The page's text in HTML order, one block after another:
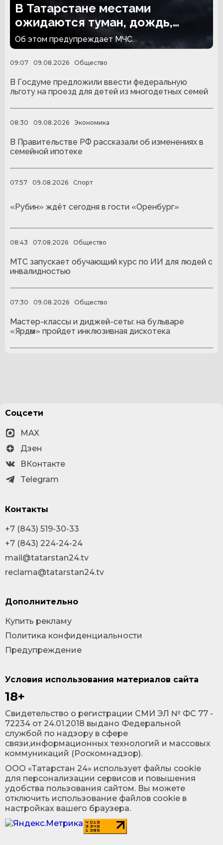
В Татарстане местами
ожидаются туман, дождь,
гроза и сильный ветер
Об этом предупреждает МЧС.
09:07 09.08.2026 Общество
В Госдуме предложили ввести федеральную
льготу на проезд для детей из многодетных семей
08:30 09.08.2026 Экономика
В Правительстве РФ рассказали об изменениях в
семейной ипотеке
07:57 09.08.2026 Спорт
«Рубин» ждёт сегодня в гости «Оренбург»
08:43 07.08.2026 Общество
МТС запускает обучающий курс по ИИ для людей с
инвалидностью
07:30 09.08.2026 Общество
Мастер-классы и диджей-сеты: на бульваре
«Ярдәм» пройдет инклюзивная дискотека
Условия использования материалов сайта
18+
Cвидетельство о регистрации СМИ ЭЛ № ФС 77 -
72234 от 24.01.2018 выдано Федеральной
службой по надзору в сфере
связи,информационных технологий и массовых
коммуникаций (Роскомнадзор).
ООО «Татарстан 24» использует файлы cookie
для персонализации сервисов и повышения
удобства пользования сайтом. Вы можете
отключить использование файлов cookie в
настройках вашего браузера.
Соцсети
MAX
Дзен
ВКонтакте
Telegram
Контакты
+7 (843) 519-30-33
+7 (843) 224-24-24
mail@tatarstan24.tv
reclama@tatarstan24.tv
Дополнительно
Купить рекламу
Политика конфиденциальности
Предупреждение